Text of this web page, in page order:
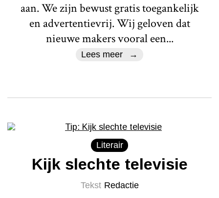
aan. We zijn bewust gratis toegankelijk
en advertentievrij. Wij geloven dat
nieuwe makers vooral een...
Lees meer
Literair
Kijk slechte televisie
Tekst Redactie